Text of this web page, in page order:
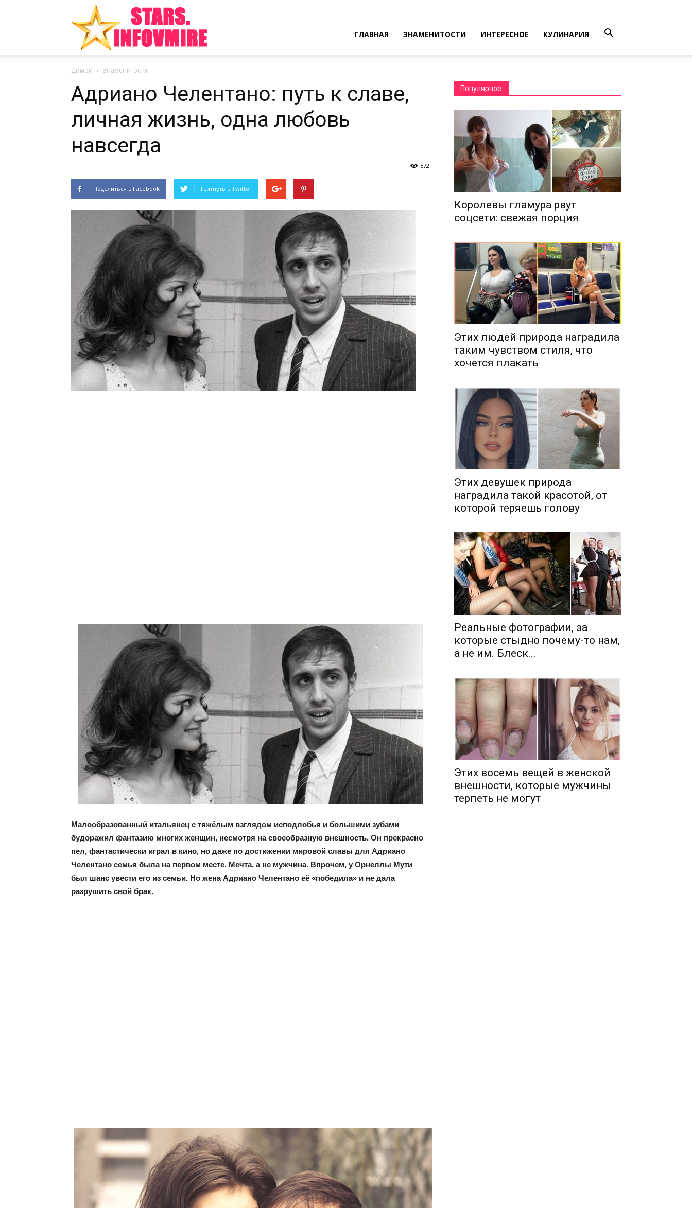
мира
Бизнеса
ГЛАВНАЯ ЗНАМЕНИТОСТИ ИНТЕРЕСНОЕ КУЛИНАРИЯ
Домой Знаменитости
Адриано Челентано: путь к славе,
личная жизнь, одна любовь
навсегда
572
Поделиться в Facebook Твитнуть в Twitter
Малообразованный итальянец с тяжёлым взглядом исподлобья и большими зубами
будоражил фантазию многих женщин, несмотря на своеобразную внешность. Он прекрасно
пел, фантастически играл в кино, но даже по достижении мировой славы для Адриано
Челентано семья была на первом месте. Мечта, а не мужчина. Впрочем, у Орнеллы Мути
был шанс увести его из семьи. Но жена Адриано Челентано её «победила» и не дала
разрушить свой брак.
Популярное:
Королевы гламура рвут
соцсети: свежая порция
Этих людей природа наградила
таким чувством стиля, что
хочется плакать
Этих девушек природа
наградила такой красотой, от
которой теряешь голову
Реальные фотографии, за
которые стыдно почему-то нам,
а не им. Блеск...
Этих восемь вещей в женской
внешности, которые мужчины
терпеть не могут